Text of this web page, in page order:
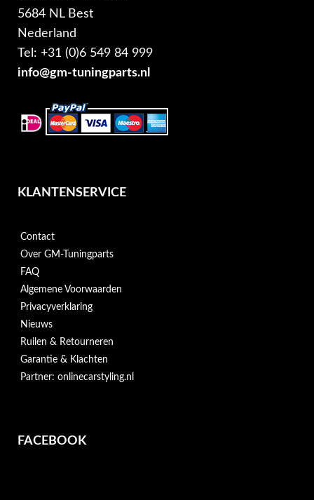
5684 NL Best
Nederland
Tel: +31 (0)6 549 84 999
info@gm-tuningparts.nl
KLANTENSERVICE
Contact
Over GM-Tuningparts
FAQ
Algemene Voorwaarden
Privacyverklaring
Nieuws
Ruilen & Retourneren
Garantie & Klachten
Partner: onlinecarstyling.nl
FACEBOOK